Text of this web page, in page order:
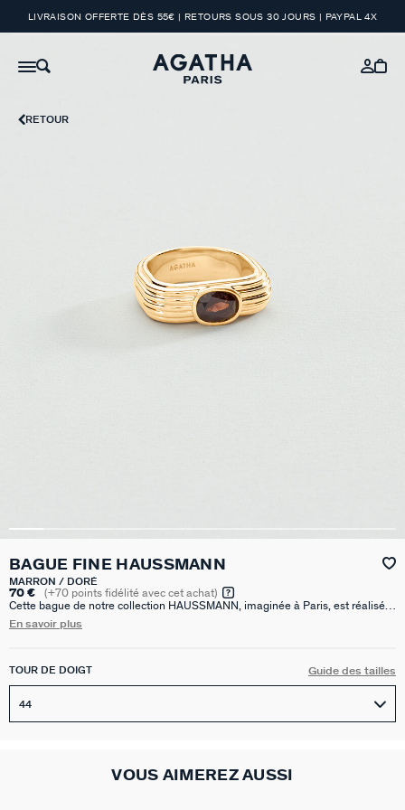
LIVRAISON OFFERTE DÈS 55€ | RETOURS SOUS 30 JOURS | PAYPAL 4X
RETOUR
BAGUE FINE HAUSSMANN
MARRON / DORÉ
70 € (+70 points fidélité avec cet achat)
Cette bague de notre collection HAUSSMANN, imaginée à Paris, est réalisée
en laiton doré à l’or 750/1000e – 18 carats et ornée d’oxydes de
tenues.
En savoir plus
TOUR DE DOIGT Guide des tailles
44
VOUS AIMEREZ AUSSI